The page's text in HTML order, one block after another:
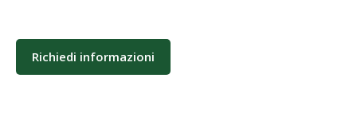
Richiedi informazioni